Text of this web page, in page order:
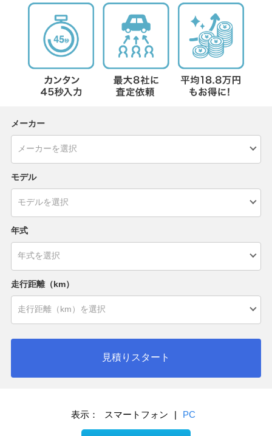
メーカー
モデル
年式
走行距離（km）
見積りスタート
表示： スマートフォン | PC